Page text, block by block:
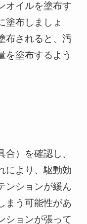
オイルを塗布す
塗布しましょ
布されると、汚
を塗布するよう
）を確認し、
により、駆動効
ンションが緩ん
まう可能性があ
ションが張って